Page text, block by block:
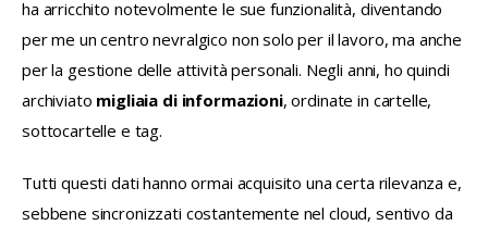
ha arricchito notevolmente le sue funzionalità, diventando
per me un centro nevralgico non solo per il lavoro, ma anche
per la gestione delle attività personali. Negli anni, ho quindi
archiviato migliaia di informazioni, ordinate in cartelle,
sottocartelle e tag.
Tutti questi dati hanno ormai acquisito una certa rilevanza e,
sebbene sincronizzati costantemente nel cloud, sentivo da